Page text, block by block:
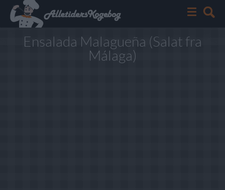
Ensalada Malagueña (Salat fra
Málaga)